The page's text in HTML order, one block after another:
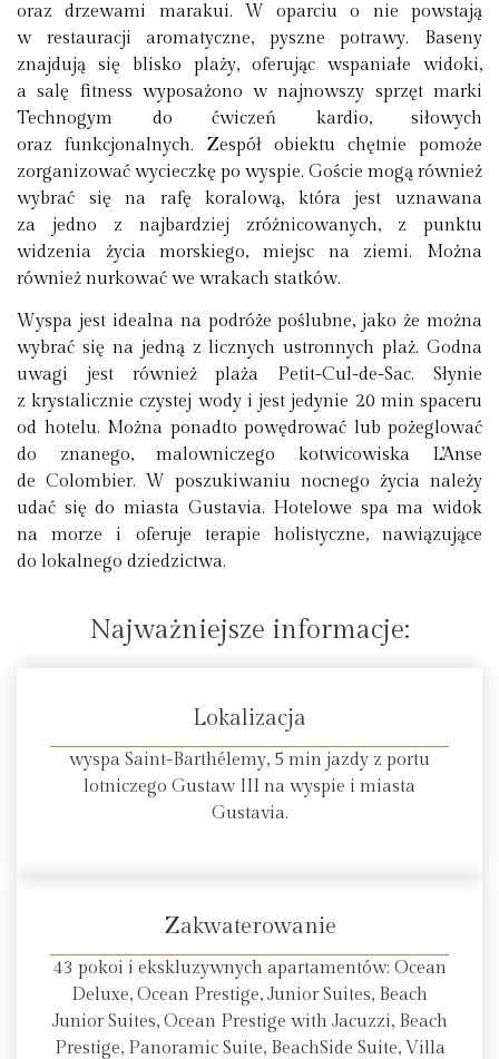
oraz drzewami marakui. W oparciu o nie powstają
w restauracji aromatyczne, pyszne potrawy. Baseny
znajdują się blisko plaży, oferując wspaniałe widoki,
a salę fitness wyposażono w najnowszy sprzęt marki
Technogym do ćwiczeń kardio, siłowych
oraz funkcjonalnych. Zespół obiektu chętnie pomoże
zorganizować wycieczkę po wyspie. Goście mogą również
wybrać się na rafę koralową, która jest uznawana
za jedno z najbardziej zróżnicowanych, z punktu
widzenia życia morskiego, miejsc na ziemi. Można
również nurkować we wrakach statków.
Wyspa jest idealna na podróże poślubne, jako że można
wybrać się na jedną z licznych ustronnych plaż. Godna
uwagi jest również plaża Petit-Cul-de-Sac. Słynie
z krystalicznie czystej wody i jest jedynie 20 min spaceru
od hotelu. Można ponadto powędrować lub pożeglować
do znanego, malowniczego kotwicowiska L’Anse
de Colombier. W poszukiwaniu nocnego życia należy
udać się do miasta Gustavia. Hotelowe spa ma widok
na morze i oferuje terapie holistyczne, nawiązujące
do lokalnego dziedzictwa.
Najważniejsze informacje:
Lokalizacja
wyspa Saint-Barthélemy, 5 min jazdy z portu
lotniczego Gustaw III na wyspie i miasta
Gustavia.
Zakwaterowanie
43 pokoi i ekskluzywnych apartamentów: Ocean
Deluxe, Ocean Prestige, Junior Suites, Beach
Junior Suites, Ocean Prestige with Jacuzzi, Beach
Prestige, Panoramic Suite, BeachSide Suite, Villa